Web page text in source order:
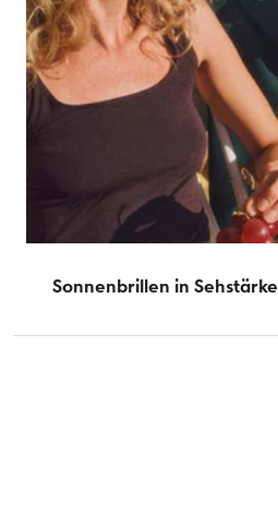
Sonnenbrillen in Sehstärke